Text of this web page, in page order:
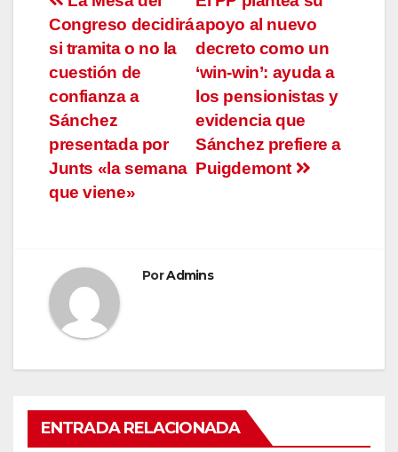
de
entradas
apoyo al nuevo
decreto como un
‘win-win’: ayuda a
los pensionistas y
evidencia que
Sánchez prefiere a
Puigdemont
Congreso decidirá
si tramita o no la
cuestión de
confianza a
Sánchez
presentada por
Junts «la semana
que viene»
PorAdmins
ENTRADA RELACIONADA